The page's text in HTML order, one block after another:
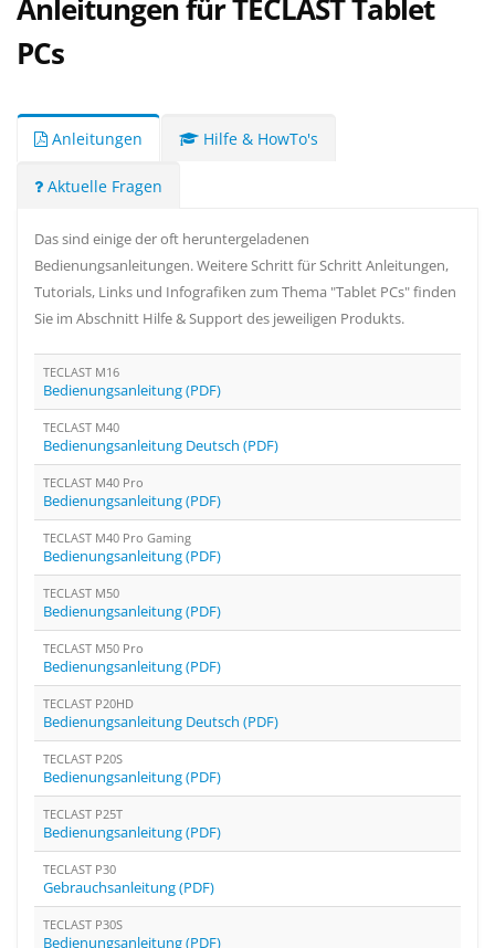
Anleitungen für TECLAST Tablet
PCs
Anleitungen Hilfe & HowTo's
Aktuelle Fragen
Das sind einige der oft heruntergeladenen
Bedienungsanleitungen. Weitere Schritt für Schritt Anleitungen,
Tutorials, Links und Infografiken zum Thema "Tablet PCs" finden
Sie im Abschnitt Hilfe & Support des jeweiligen Produkts.
TECLAST M16
Bedienungsanleitung (PDF)
TECLAST M40
Bedienungsanleitung Deutsch (PDF)
TECLAST M40 Pro
Bedienungsanleitung (PDF)
TECLAST M40 Pro Gaming
Bedienungsanleitung (PDF)
TECLAST M50
Bedienungsanleitung (PDF)
TECLAST M50 Pro
Bedienungsanleitung (PDF)
TECLAST P20HD
Bedienungsanleitung Deutsch (PDF)
TECLAST P20S
Bedienungsanleitung (PDF)
TECLAST P25T
Bedienungsanleitung (PDF)
TECLAST P30
Gebrauchsanleitung (PDF)
TECLAST P30S
Bedienungsanleitung (PDF)